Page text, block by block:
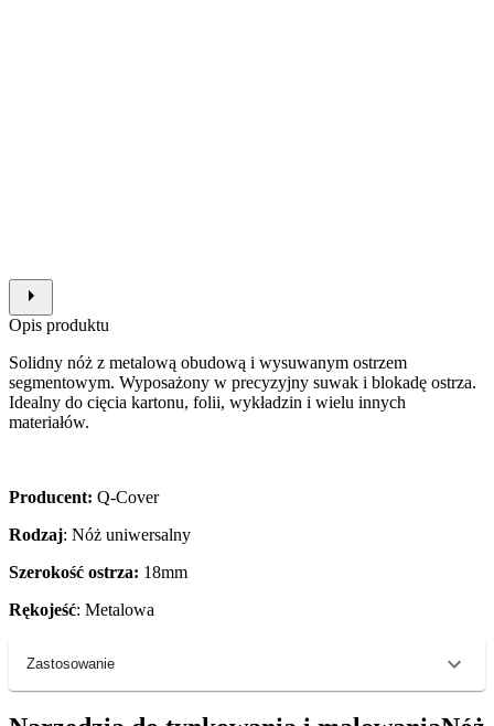
Opis produktu
Solidny nóż z metalową obudową i wysuwanym ostrzem
segmentowym. Wyposażony w precyzyjny suwak i blokadę ostrza.
Idealny do cięcia kartonu, folii, wykładzin i wielu innych
materiałów.
Producent: Q-Cover
Rodzaj: Nóż uniwersalny
Szerokość ostrza: 18mm
Rękojeść: Metalowa
Zastosowanie